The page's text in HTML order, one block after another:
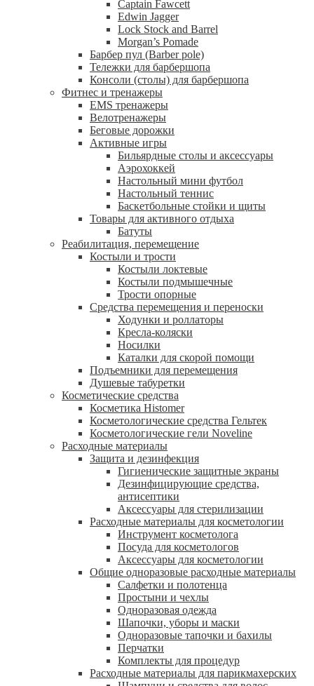
Captain Fawcett
Edwin Jagger
Lock Stock and Barrel
Morgan’s Pomade
Барбер пул (Barber pole)
Тележки для барбершопа
Консоли (столы) для барбершопа
Фитнес и тренажеры
EMS тренажеры
Велотренажеры
Беговые дорожки
Активные игры
Бильярдные столы и аксессуары
Аэрохоккей
Настольный мини футбол
Настольный теннис
Баскетбольные стойки и щиты
Товары для активного отдыха
Батуты
Реабилитация, перемещение
Костыли и трости
Костыли локтевые
Костыли подмышечные
Трости опорные
Средства перемещения и переноски
Ходунки и роллаторы
Кресла-коляски
Носилки
Каталки для скорой помощи
Подъемники для перемещения
Душевые табуретки
Косметические средства
Косметика Histomer
Косметологические средства Гельтек
Косметологические гели Noveline
Расходные материалы
Защита и дезинфекция
Гигиенические защитные экраны
Дезинфицирующие средства,
антисептики
Аксессуары для стерилизации
Расходные материалы для косметологии
Инструмент косметолога
Посуда для косметологов
Аксессуары для косметологии
Общие одноразовые расходные материалы
Салфетки и полотенца
Простыни и чехлы
Одноразовая одежда
Шапочки, уборы и маски
Одноразовые тапочки и бахилы
Перчатки
Комплекты для процедур
Расходные материалы для парикмахерских